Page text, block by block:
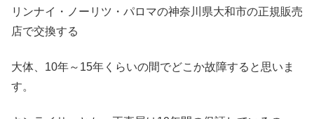
リンナイ・ノーリツ・パロマの神奈川県大和市の正規販売
店で交換する
大体、10年～15年くらいの間でどこか故障すると思いま
す。